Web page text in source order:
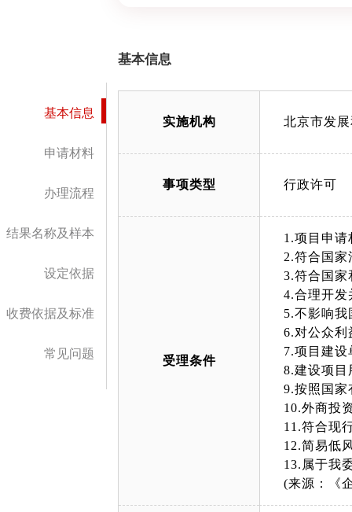
基本信息
申请材料
办理流程
结果名称及样本
设定依据
收费依据及标准
常见问题
基本信息
实施机构 北京市发
事项类型 行政许可
受理条件
1.项目申
2.符合国
3.符合国家
4.合理开发
5.不影响
6.对公众利
7.项目建
8.建设项目
9.按照国家
10.外商投
11.符合现
12.简易低
13.属于我
(来源：《